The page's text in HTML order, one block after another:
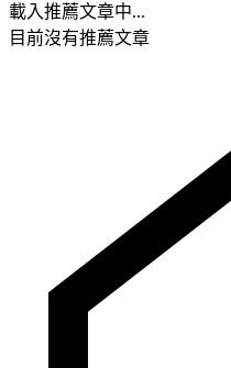
載入推薦文章中...
目前沒有推薦文章